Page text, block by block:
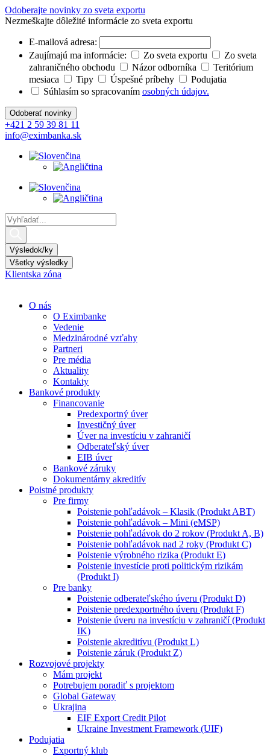
Preskočiť
na
Odoberajte novinky zo sveta exportu
Nezmeškajte dôležité informácie zo sveta exportu
E-mailová adresa:
Zaujímajú ma informácie:
Zo sveta exportu
Zo sveta
zahraničného obchodu
Názor odborníka
Teritórium
mesiaca
Tipy Úspešné príbehy
Podujatia
Súhlasím so spracovaním osobných údajov.
+421 2 59 39 81 11
info@eximbanka.sk
Search
...
Výsledok/ky
Všetky výsledky
Klientska zóna
O nás
O Eximbanke
Vedenie
Medzinárodné vzťahy
Partneri
Pre média
Aktuality
Kontakty
Bankové produkty
Financovanie
Predexportný úver
Investičný úver
Úver na investíciu v zahraničí
Odberateľský úver
EIB úver
Bankové záruky
Dokumentárny akreditív
Poistné produkty
Pre firmy
Poistenie pohľadávok – Klasik (Produkt ABT)
Poistenie pohľadávok – Mini (eMSP)
Poistenie pohľadávok do 2 rokov (Produkt A, B)
Poistenie pohľadávok nad 2 roky (Produkt C)
Poistenie výrobného rizika (Produkt E)
Poistenie investície proti politickým rizikám
(Produkt I)
Pre banky
Poistenie odberateľského úveru (Produkt D)
Poistenie predexportného úveru (Produkt F)
Poistenie úveru na investíciu v zahraničí (Produkt
IK)
Poistenie akreditívu (Produkt L)
Poistenie záruk (Produkt Z)
Rozvojové projekty
Mám projekt
Potrebujem poradiť s projektom
Global Gateway
Ukrajina
EIF Export Credit Pilot
Ukraine Investment Framework (UIF)
Podujatia
Exportný klub